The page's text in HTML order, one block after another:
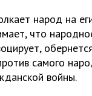
народ на
что
самого
войны.